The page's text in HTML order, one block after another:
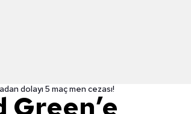
dolayı 5 maç men cezası!